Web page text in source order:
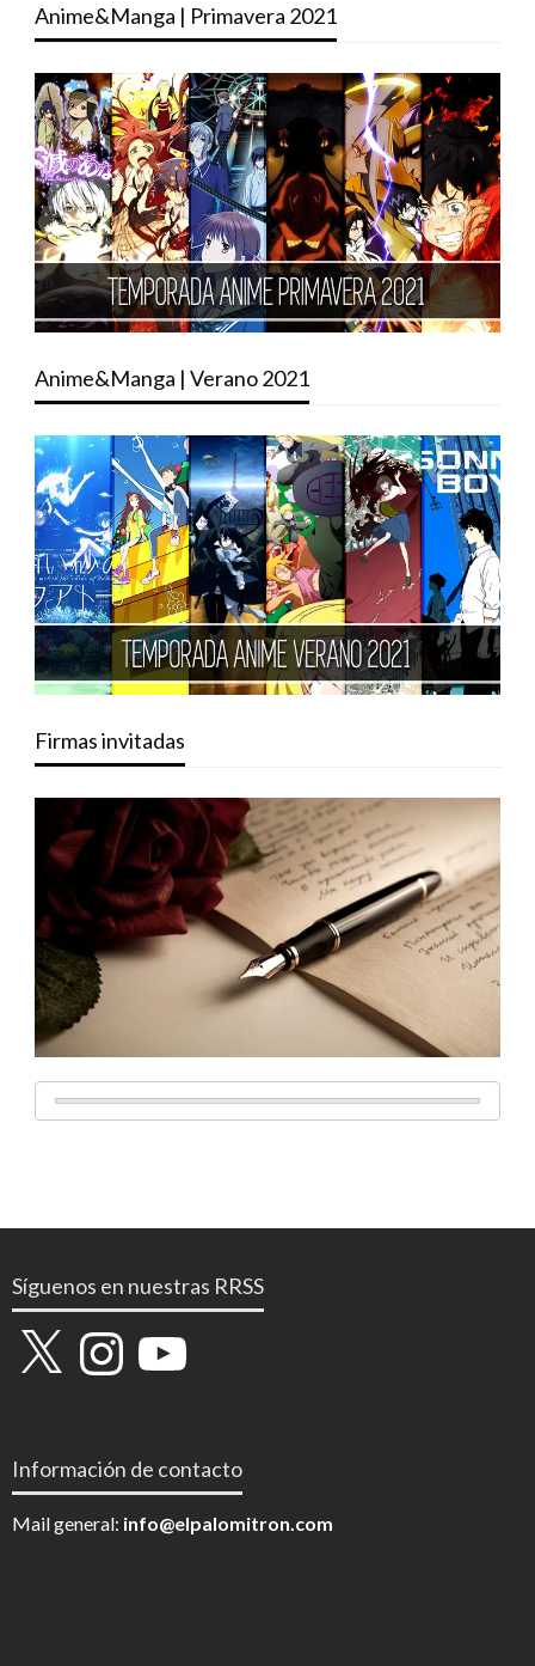
Anime&Manga | Primavera 2021
Anime&Manga | Verano 2021
Firmas invitadas
Síguenos en nuestras RRSS
X InstagramYouTube
Información de contacto
Mail general: info@elpalomitron.com